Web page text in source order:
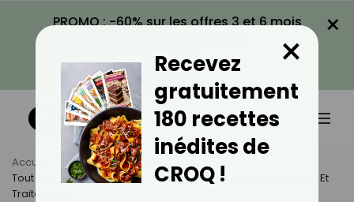
PROMO : -60% sur les offres 3 et 6 mois
VOIR LA PROMO
×
Accueil Actus
Santé
Tout Savoir Sur Le Scorbut : Causes, Symptômes, Prévention Et
Traitements
Recevez
gratuitement
180 recettes
inédites de
CROQ !
×